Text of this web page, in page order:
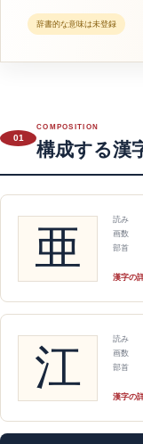
辞書的な意味は未登録
01
COMPOSITION
構成する漢
亜
読み
画数
部首
漢字の
江
読み
画数
部首
漢字の